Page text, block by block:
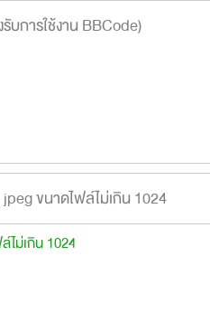
ม่เกิน 1024